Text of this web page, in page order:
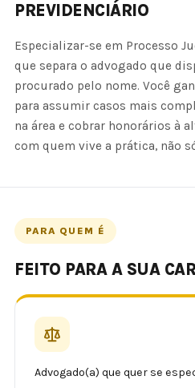
PREVIDENCIÁRIO
Especializar-se em Processo
que separa o advogado que
procurado pelo nome. Você
para assumir casos mais
na área e cobrar honorários à
com quem vive a prática, não
PARA QUEM É
FEITO PARA A SUA
Advogado(a) que quer se